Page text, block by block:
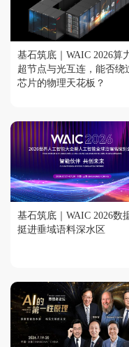
基石筑底｜WAIC 2026算
超节点与光互连，能否绕
芯片的物理天花板？
基石筑底｜WAIC 2026数
挺进垂域语料深水区